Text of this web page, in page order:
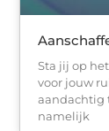
Sta jij op
voor jouw
aandachtig
namelijk